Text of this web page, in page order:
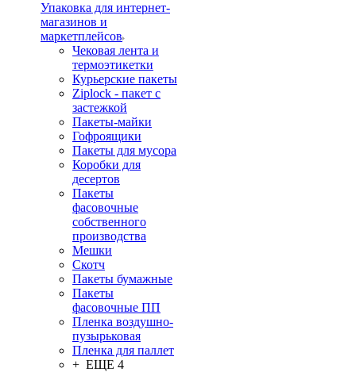
Упаковка для интернет-
магазинов и
маркетплейсов
Чековая лента и
термоэтикетки
Курьерские пакеты
Ziplock - пакет с
застежкой
Пакеты-майки
Гофроящики
Пакеты для мусора
Коробки для
десертов
Пакеты
фасовочные
собственного
производства
Мешки
Скотч
Пакеты бумажные
Пакеты
фасовочные ПП
Пленка воздушно-
пузырьковая
Пленка для паллет
+ ЕЩЕ 4